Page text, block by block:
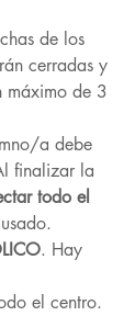
de los
cerradas y
máximo de 3
a debe
finalizar la
todo el
. Hay
el centro.